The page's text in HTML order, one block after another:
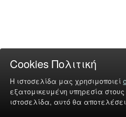
Cookies Πολιτική
Η ιστοσελίδα μας χρησιμοποιεί
εξατομικευμένη υπηρεσία
ιστοσελίδα, αυτό θα